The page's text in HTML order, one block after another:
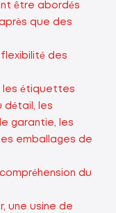
être abordés
que des
des
les étiquettes
détail, les
garantie, les
emballages de
du
une usine de